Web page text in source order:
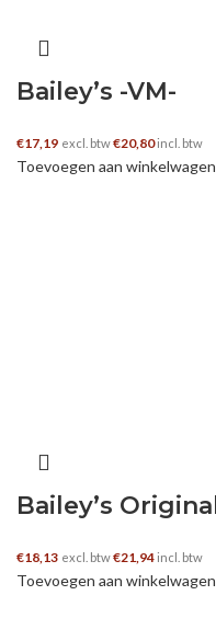
Bailey’s -VM-
€17,19 excl. btw€20,80incl. btw
Toevoegen aan winkelwagen
Bailey’s Original
€18,13 excl. btw€21,94 incl. btw
Toevoegen aan winkelwagen